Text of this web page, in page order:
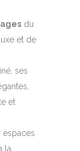
du
et de
ses
et
espaces
la